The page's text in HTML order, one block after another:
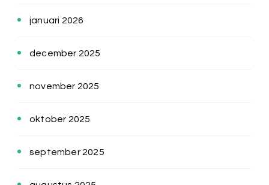
januari 2026
december 2025
november 2025
oktober 2025
september 2025